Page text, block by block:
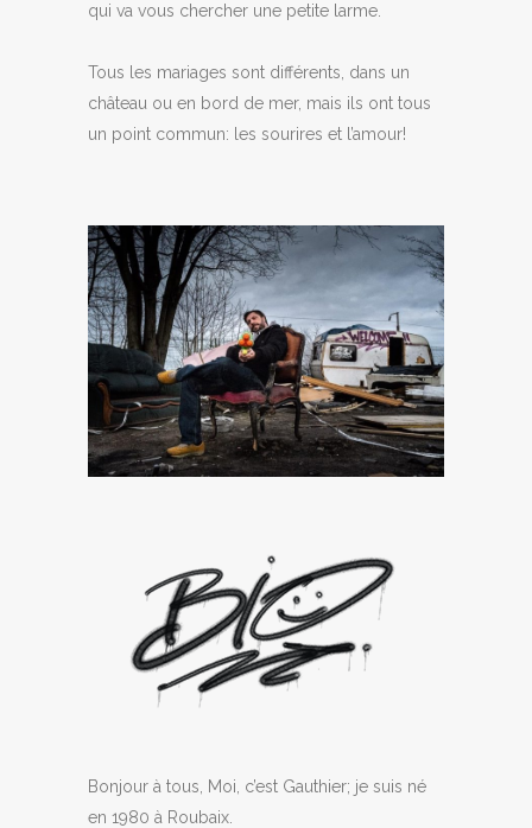
qui va vous chercher une petite larme.
Tous les mariages sont différents, dans un
château ou en bord de mer, mais ils ont tous
un point commun: les sourires et l’amour!
Bonjour à tous, Moi, c’est Gauthier; je suis né
en 1980 à Roubaix.